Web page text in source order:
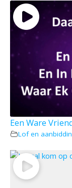
Een Ware
Lof en